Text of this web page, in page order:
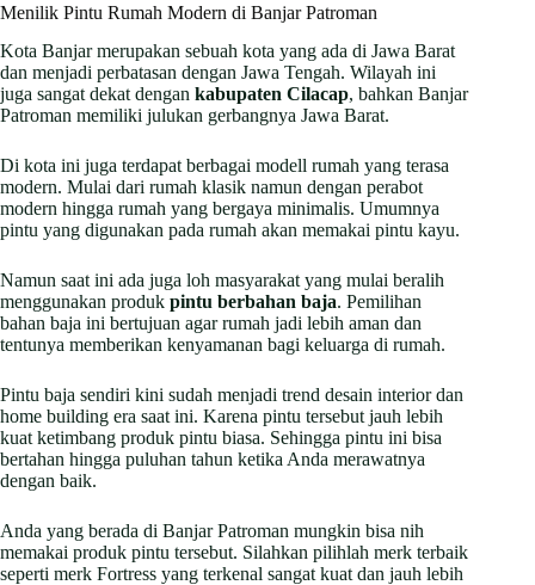
Menilik Pintu Rumah Modern di Banjar Patroman
Kota Banjar merupakan sebuah kota yang ada di Jawa Barat
dan menjadi perbatasan dengan Jawa Tengah. Wilayah ini
juga sangat dekat dengan kabupaten Cilacap, bahkan Banjar
Patroman memiliki julukan gerbangnya Jawa Barat.
Di kota ini juga terdapat berbagai modell rumah yang terasa
modern. Mulai dari rumah klasik namun dengan perabot
modern hingga rumah yang bergaya minimalis. Umumnya
pintu yang digunakan pada rumah akan memakai pintu kayu.
Namun saat ini ada juga loh masyarakat yang mulai beralih
menggunakan produk pintu berbahan baja. Pemilihan
bahan baja ini bertujuan agar rumah jadi lebih aman dan
tentunya memberikan kenyamanan bagi keluarga di rumah.
Pintu baja sendiri kini sudah menjadi trend desain interior dan
home building era saat ini. Karena pintu tersebut jauh lebih
kuat ketimbang produk pintu biasa. Sehingga pintu ini bisa
bertahan hingga puluhan tahun ketika Anda merawatnya
dengan baik.
Anda yang berada di Banjar Patroman mungkin bisa nih
memakai produk pintu tersebut. Silahkan pilihlah merk terbaik
seperti merk Fortress yang terkenal sangat kuat dan jauh lebih